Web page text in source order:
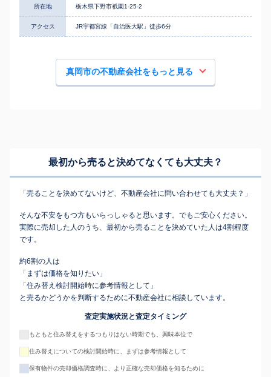
所在地 栃木県下野市祇園1-25-2
アクセス JR宇都宮線「自治医大駅」徒歩6分
真岡市の不動産会社をもっと見る
最初から売ると決めてなくても大丈夫？
「売ることを決めてないけど、不動産会社に問い合わせても大丈夫？」
そんな不安をもつ方もいらっしゃると思います。でもご安心ください。
実際に売却した人のうち、最初から売ることを決めていた人は4割程度
です。
約6割の人は
「まずは価格を知りたい」
「住み替え検討開始時に参考情報として」
と売るかどうかを判断するために不動産会社に相談しています。
査定実施状況と査定タイミング
もともと住み替えをするつもりはない時期でも、興味本位で
住み替えについての検討開始時に、まずは参考情報として
保有物件の売却価格調査時に、より正確な売却価格を知るために